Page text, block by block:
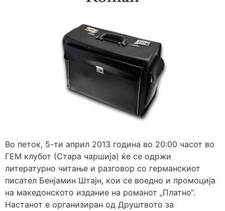
Во петок, 5-ти април 2013 година во 20:00 часот во
ГЕМ клубот (Стара чаршија) ќе се одржи
литературно читање и разговор со германскиот
писател Бенјамин Штајн, кои се воедно и промоција
на македонското издание на романот „Платно“.
Настанот е организиран од Друштвото за